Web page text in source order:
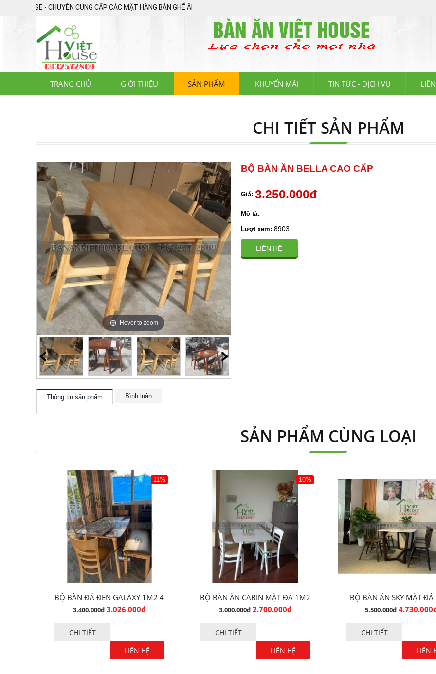
- CHUYÊN CUNG CẤP CÁC MẶT HÀNG BÀN GHẾ ĂN XUẤT KHẨU, BÀN GHẾ CAFE, TỦ GIÀY THÔNG MINH, SOFA BED. ĐẶC BIỆT MIỄN PHÍ
TRANG CHỦ GIỚI THIỆU SẢN PHẨM KHUYẾN MÃI TIN TỨC - DỊCH VỤ
CHI TIẾT SẢN PHẨM
Hover to zoom
BỘ BÀN ĂN BELLA CAO CẤP
Giá: 3.250.000đ
Mô tả:
Lượt xem: 8903
LIÊN HỆ
Thông tin sản phẩm Bình luận
SẢN PHẨM CÙNG LOẠI
11%
BỘ BÀN ĐÁ ĐEN GALAXY 1M2 4
GHẾ
3.400.000đ 3.026.000đ
CHI TIẾT
LIÊN HỆ
10%
BỘ BÀN ĂN CABIN MẶT ĐÁ 1M2
CAO CẤP
3.000.000đ 2.700.000đ
CHI TIẾT
LIÊN HỆ
BỘ BÀN ĂN SKY MẶT ĐÁ
SANG TRỌNG
5.500.000đ
CHI TIẾT
LIÊN